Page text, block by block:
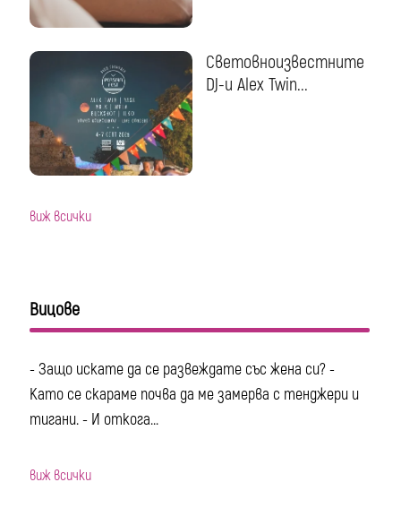
Световноизвестните
DJ-и Alex Twin...
виж всички
Вицове
- Защо искате да се развеждате със жена си? -
Като се скараме почва да ме замерва с тенджери и
тигани. - И откога...
виж всички